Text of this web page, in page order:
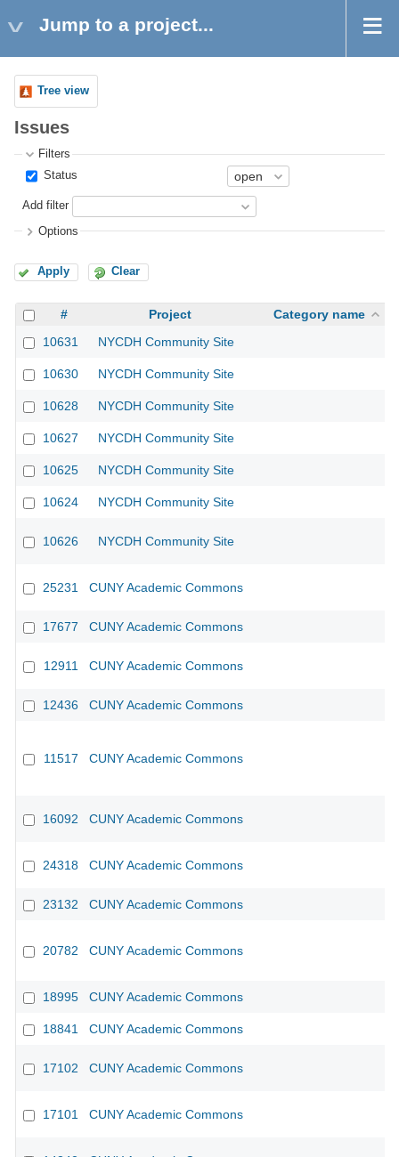
Jump to a project...
Tree view
Issues
Filters
Status
Add filter
Options
Apply Clear
# Project
Category name
10631
NYCDH Community Site
10630 NYCDH Community Site
10628 NYCDH Community Site
10627 NYCDH Community Site
10625 NYCDH Community Site
10624 NYCDH Community Site
10626 NYCDH Community Site
25231 CUNY Academic Commons
17677 CUNY Academic Commons
12911 CUNY Academic Commons
12436 CUNY Academic Commons
11517 CUNY Academic Commons
16092 CUNY Academic Commons
24318 CUNY Academic Commons
23132 CUNY Academic Commons
20782 CUNY Academic Commons
18995 CUNY Academic Commons
18841 CUNY Academic Commons
17102 CUNY Academic Commons
17101 CUNY Academic Commons